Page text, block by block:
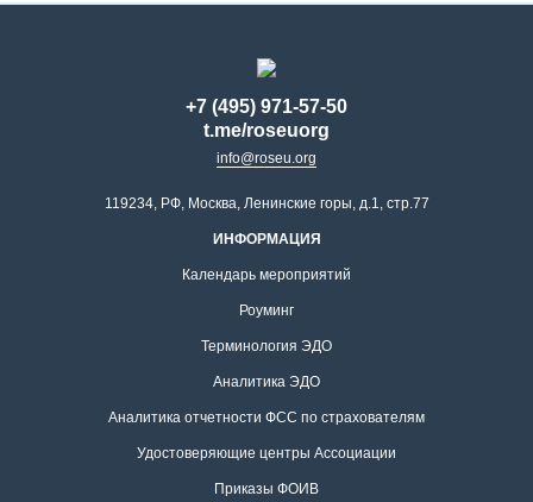
+7 (495) 971-57-50
t.me/roseuorg
info@roseu.org
119234, РФ, Москва, Ленинские горы, д.1, стр.77
ИНФОРМАЦИЯ
Календарь мероприятий
Роуминг
Терминология ЭДО
Аналитика ЭДО
Аналитика отчетности ФСС по страхователям
Удостоверяющие центры Ассоциации
Приказы ФОИВ